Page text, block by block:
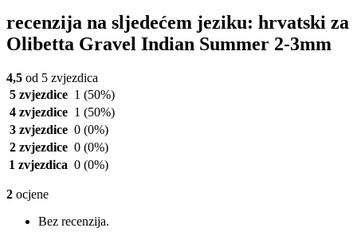
recenzija na sljedećem jeziku: hrvatski za
Olibetta Gravel Indian Summer 2-3mm
4,5 od 5 zvjezdica
5 zvjezdice 1 (50%)
4 zvjezdice 1 (50%)
3 zvjezdice 0 (0%)
2 zvjezdice 0 (0%)
1 zvjezdica 0 (0%)
2 ocjene
Bez recenzija.